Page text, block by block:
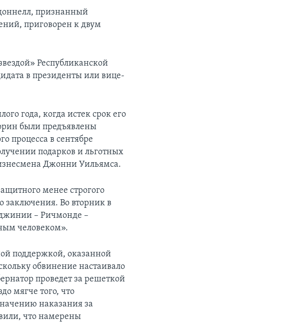
признанный
приговорен к двум
Республиканской
в президенты или вице-
года, когда истек срок его
были предъявлены
процесса в сентябре
подарков и льготных
Джонни Уильямса.
менее строгого
заключения. Во вторник в
– Ричмонде –
человеком».
поддержкой, оказанной
обвинение настаивало
проведет за решеткой
мягче того, что
наказания за
что намерены